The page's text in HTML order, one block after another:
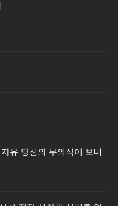
유 당신의 무의식이 보내